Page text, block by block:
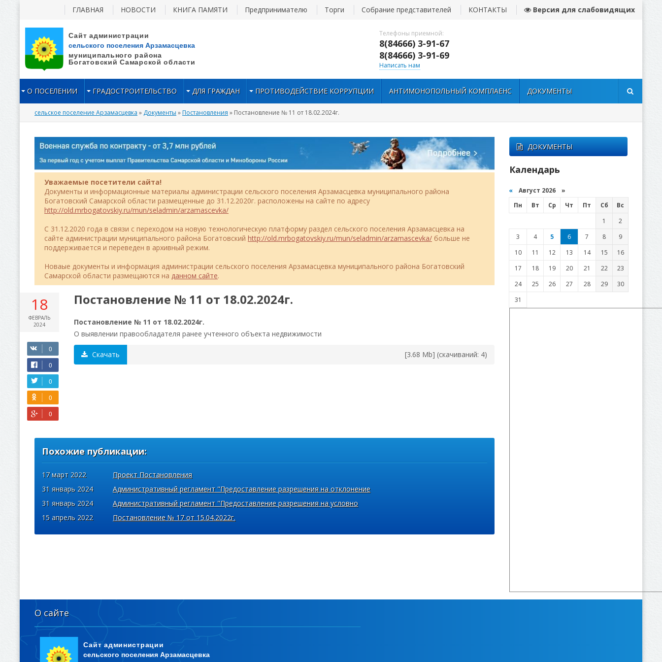
Телефоны приемной:
8(84666) 3-91-67
8(84666) 3-91-69
Написать нам
ГЛАВНАЯ НОВОСТИ КНИГА ПАМЯТИ Предпринимателю Торги Собрание представителей КОНТАКТЫ Версия для слабовидящих
О ПОСЕЛЕНИИ ГРАДОСТРОИТЕЛЬСТВО ДЛЯ ГРАЖДАН ПРОТИВОДЕЙСТВИЕ КОРРУПЦИИ АНТИМОНОПОЛЬНЫЙ КОМПЛАЕНС ДОКУМЕНТЫ
сельское поселение Арзамасцевка » Документы »Постановления » Постановление № 11 от 18.02.2024г.
Уважаемые посетители сайта!
Документы и информационные материалы администрации сельского поселения Арзамасцевка муниципального района
Богатовский Самарской области размещенные до 31.12.2020г. расположены на сайте по адресу
http://old.mrbogatovskiy.ru/mun/seladmin/arzamascevka/
C 31.12.2020 года в связи с переходом на новую технологическую платформу раздел сельского поселения Арзамасцевка на
сайте администрации муниципального района Богатовский http://old.mrbogatovskiy.ru/mun/seladmin/arzamascevka/ больше не
поддерживается и переведен в архивный режим.
Новаые документы и информация администрации сельского поселения Арзамасцевка муниципального района Богатовский
Самарской области размещаются на данном сайте.
18
ФЕВРАЛЬ
2024
Постановление № 11 от 18.02.2024г.
Постановление № 11 от 18.02.2024г.
О выявлении правообладателя ранее учтенного объекта недвижимости
Скачать [3.68 Mb] (cкачиваний: 4)
Похожие публикации:
17 март 2022
Проект Постановления
31 январь 2024
Административный регламент "Предоставление разрешения на отклонение
31 январь 2024
Административный регламент "Предоставление разрешения на условно
15 апрель 2022
Постановление № 17 от 15.04.2022г.
ДОКУМЕНТЫ
Календарь
« Август 2026 »
Пн
Вт Ср Чт Пт Сб
Вс
1
2
3
4 5 6 7 8
9
10
11 12 13 14 15
16
17
18 19 20 21 22
23
24
25 26 27 28 29
30
31
О сайте